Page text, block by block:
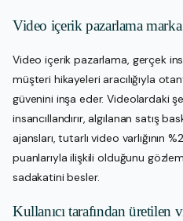
Video içerik pazarlama
Video içerik pazarlama, gerçek
müşteri hikayeleri aracılığıyla
güvenini inşa eder. Videolardaki
insancıllandırır, algılanan satış
ajansları, tutarlı video varlığının
puanlarıyla ilişkili olduğunu
sadakatini besler.
Kullanıcı tarafından üretilen